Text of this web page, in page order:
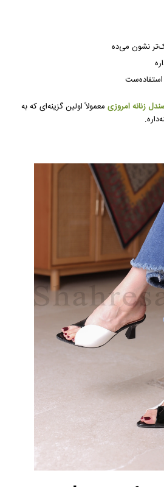
نشون می‌ده
استفاده‌ست
زنانه امروزیمعمولاً اولین گزینه‌ای که به